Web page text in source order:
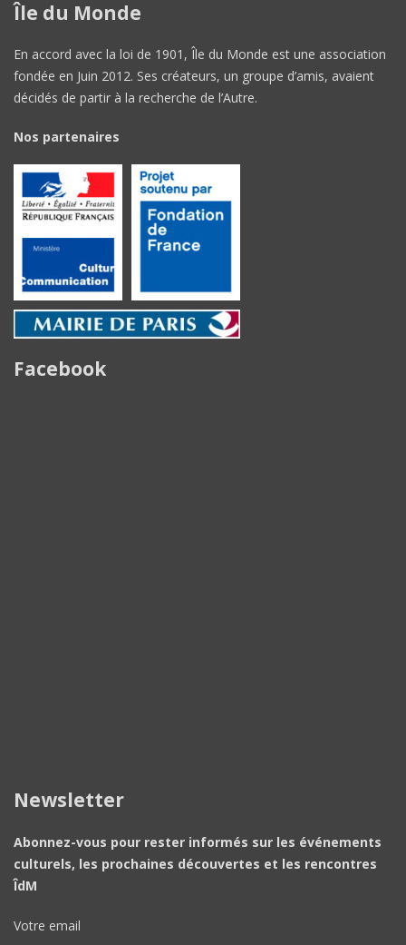
Île du Monde
En accord avec la loi de 1901, Île du Monde est une association
fondée en Juin 2012. Ses créateurs, un groupe d’amis, avaient
décidés de partir à la recherche de l’Autre.
Nos partenaires
Facebook
Newsletter
Abonnez-vous pour rester informés sur les événements
culturels, les prochaines découvertes et les rencontres
ÎdM
Votre email